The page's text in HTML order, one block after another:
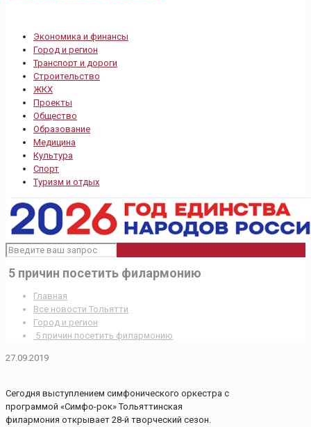
Экономика и финансы
Город и регион
Транспорт и дороги
Строительство
ЖКХ
Проекты
Общество
Образование
Медицина
Культура
Спорт
Туризм и отдых
5 причин посетить филармонию
Главная
Все новости Тольятти
Город и регион
5 причин посетить филармонию
27.09.2019
Сегодня выступлением симфонического оркестра с
программой «Симфо-рок» Тольяттинская
филармония открывает 28-й творческий сезон.